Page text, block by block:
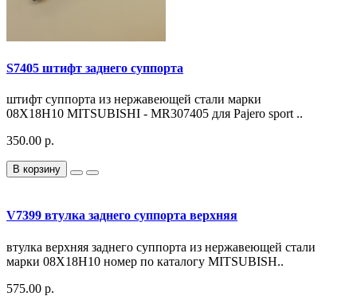
S7405 штифт заднего суппорта
штифт суппорта из нержавеющей стали марки
08Х18Н10 MITSUBISHI - MR307405 для Pajero sport ..
350.00 р.
В корзину
V7399 втулка заднего суппорта верхняя
втулка верхняя заднего суппорта из нержавеющей стали
марки 08Х18Н10 номер по каталогу MITSUBISH..
575.00 р.